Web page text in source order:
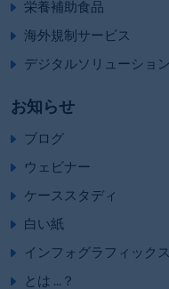
栄養補助食品
海外規制サービス
デジタルソリューション
お知らせ
ブログ
ウェビナー
ケーススタディ
白い紙
インフォグラフィックス
とは ...？